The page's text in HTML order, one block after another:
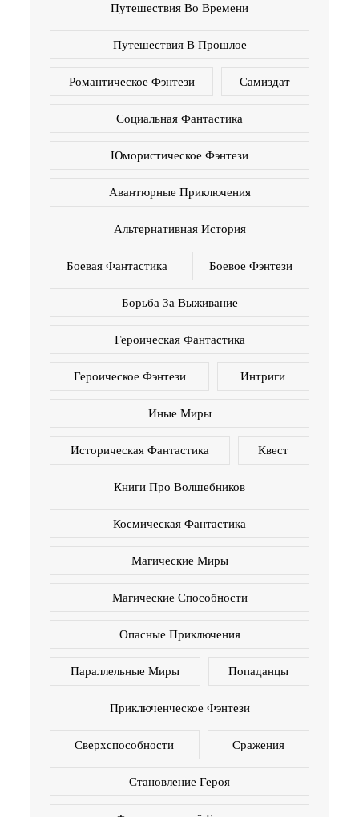
Путешествия Во Времени
Путешествия В Прошлое
Романтическое Фэнтези Самиздат
Социальная Фантастика
Юмористическое Фэнтези
Авантюрные Приключения
Альтернативная История
Боевая Фантастика Боевое Фэнтези
Борьба За Выживание
Героическая Фантастика
Героическое Фэнтези Интриги
Иные Миры
Историческая Фантастика Квест
Книги Про Волшебников
Космическая Фантастика
Магические Миры
Магические Способности
Опасные Приключения
Параллельные Миры Попаданцы
Приключенческое Фэнтези
Сверхспособности Сражения
Становление Героя